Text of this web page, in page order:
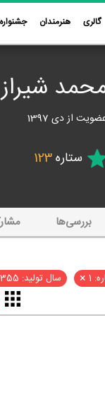
گالری هنرمندان جشنواره
شیراز
از دی 1397
ستاره123
بررسی‌ها
1
× سال تولید: 1355